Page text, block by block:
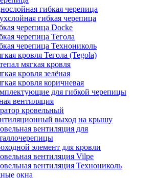
гибкая черепица
гибкая черепица
черепица Docke
черепица Тегола
черепица Технониколь
кровля Тегола (Tegola)
мягкая кровля
кровля зелёная
кровля коричневая
для гибкой черепицы
вентиляция
кровельный
выход на крышу
вентиляция для
элемент для кровли
вентиляция Vilpe
вентиляция Технониколь
окна